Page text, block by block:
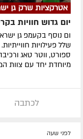
אטרקציות שרק גן
יום גדוש חוויות
ום נוסף בקעמפ גן
שלל פעילויות
ספורט, ווטר טאג
מיוחדת יחד עם צוות
לכתבה
לפני שעה